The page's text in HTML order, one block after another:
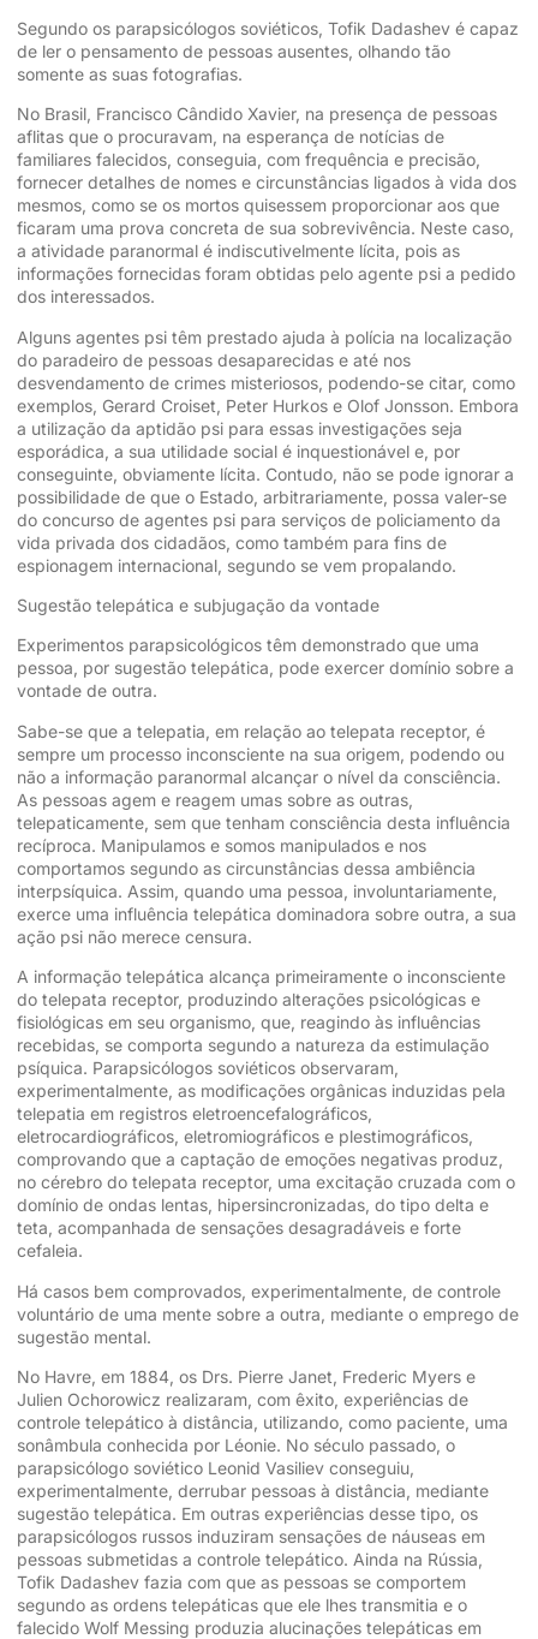
Segundo os parapsicólogos soviéticos, Tofik Dadashev é capaz
de ler o pensamento de pessoas ausentes, olhando tão
somente as suas fotografias.
No Brasil, Francisco Cândido Xavier, na presença de pessoas
aflitas que o procuravam, na esperança de notícias de
familiares falecidos, conseguia, com frequência e precisão,
fornecer detalhes de nomes e circunstâncias ligados à vida dos
mesmos, como se os mortos quisessem proporcionar aos que
ficaram uma prova concreta de sua sobrevivência. Neste caso,
a atividade paranormal é indiscutivelmente lícita, pois as
informações fornecidas foram obtidas pelo agente psi a pedido
dos interessados.
Alguns agentes psi têm prestado ajuda à polícia na localização
do paradeiro de pessoas desaparecidas e até nos
desvendamento de crimes misteriosos, podendo-se citar, como
exemplos, Gerard Croiset, Peter Hurkos e Olof Jonsson. Embora
a utilização da aptidão psi para essas investigações seja
esporádica, a sua utilidade social é inquestionável e, por
conseguinte, obviamente lícita. Contudo, não se pode ignorar a
possibilidade de que o Estado, arbitrariamente, possa valer-se
do concurso de agentes psi para serviços de policiamento da
vida privada dos cidadãos, como também para fins de
espionagem internacional, segundo se vem propalando.
Sugestão telepática e subjugação da vontade
Experimentos parapsicológicos têm demonstrado que uma
pessoa, por sugestão telepática, pode exercer domínio sobre a
vontade de outra.
Sabe-se que a telepatia, em relação ao telepata receptor, é
sempre um processo inconsciente na sua origem, podendo ou
não a informação paranormal alcançar o nível da consciência.
As pessoas agem e reagem umas sobre as outras,
telepaticamente, sem que tenham consciência desta influência
recíproca. Manipulamos e somos manipulados e nos
comportamos segundo as circunstâncias dessa ambiência
interpsíquica. Assim, quando uma pessoa, involuntariamente,
exerce uma influência telepática dominadora sobre outra, a sua
ação psi não merece censura.
A informação telepática alcança primeiramente o inconsciente
do telepata receptor, produzindo alterações psicológicas e
fisiológicas em seu organismo, que, reagindo às influências
recebidas, se comporta segundo a natureza da estimulação
psíquica. Parapsicólogos soviéticos observaram,
experimentalmente, as modificações orgânicas induzidas pela
telepatia em registros eletroencefalográficos,
eletrocardiográficos, eletromiográficos e plestimográficos,
comprovando que a captação de emoções negativas produz,
no cérebro do telepata receptor, uma excitação cruzada com o
domínio de ondas lentas, hipersincronizadas, do tipo delta e
teta, acompanhada de sensações desagradáveis e forte
cefaleia.
Há casos bem comprovados, experimentalmente, de controle
voluntário de uma mente sobre a outra, mediante o emprego de
sugestão mental.
No Havre, em 1884, os Drs. Pierre Janet, Frederic Myers e
Julien Ochorowicz realizaram, com êxito, experiências de
controle telepático à distância, utilizando, como paciente, uma
sonâmbula conhecida por Léonie. No século passado, o
parapsicólogo soviético Leonid Vasiliev conseguiu,
experimentalmente, derrubar pessoas à distância, mediante
sugestão telepática. Em outras experiências desse tipo, os
parapsicólogos russos induziram sensações de náuseas em
pessoas submetidas a controle telepático. Ainda na Rússia,
Tofik Dadashev fazia com que as pessoas se comportem
segundo as ordens telepáticas que ele lhes transmitia e o
falecido Wolf Messing produzia alucinações telepáticas em